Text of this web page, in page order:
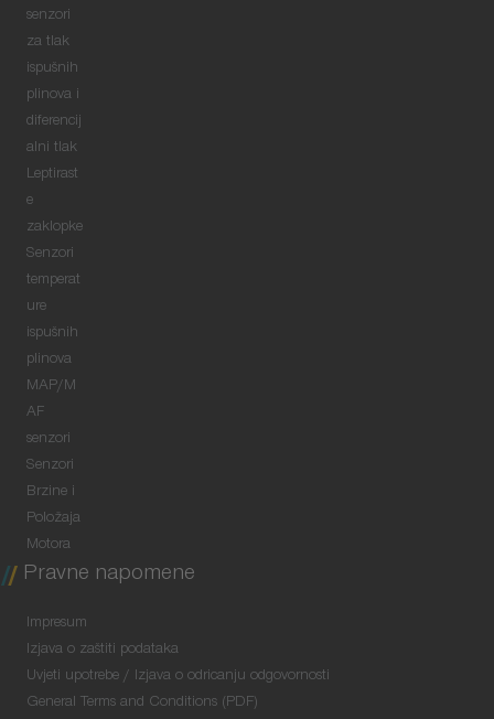
senzori
za tlak
ispušnih
plinova i
diferencij
alni tlak
Leptirast
e
zaklopke
Senzori
temperat
ure
ispušnih
plinova
MAP/M
AF
senzori
Senzori
Brzine i
Položaja
Motora
Pravne napomene
Impresum
Izjava o zaštiti podataka
Uvjeti upotrebe / Izjava o odricanju odgovornosti
General Terms and Conditions (PDF)